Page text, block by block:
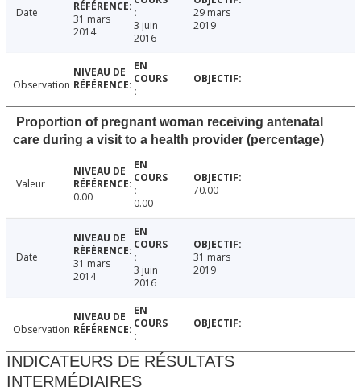
Date
31 mars
2014
3 juin
2016
29 mars
2019
Observation
Proportion of pregnant woman receiving antenatal
care during a visit to a health provider (percentage)
Valeur
0.00
0.00
70.00
Date
31 mars
2014
3 juin
2016
31 mars
2019
Observation
INDICATEURS DE RÉSULTATS
INTERMÉDIAIRES